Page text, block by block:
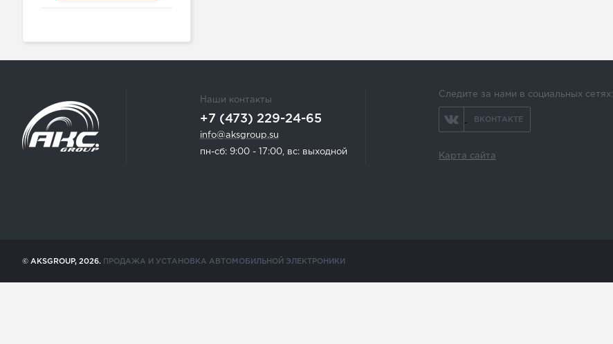
Наши контакты
+7 (473) 229-24-65
info@aksgroup.su
пн-сб: 9:00 - 17:00, вс: выходной
Следите за нами в социальных сетях:
ВКОНТАКТЕ
Карта сайта
© AKSGROUP, 2026. ПРОДАЖА И УСТАНОВКА АВТОМОБИЛЬНОЙ ЭЛЕКТРОНИКИ